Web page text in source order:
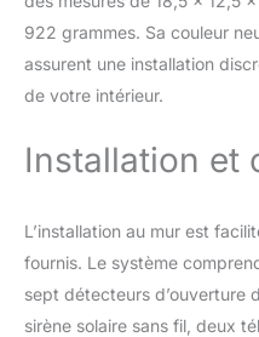
922 grammes. Sa couleur
assurent une installation
de votre intérieur.
Installation et
L’installation au mur est
fournis. Le système
sept détecteurs d’ouverture
sirène solaire sans fil, deux